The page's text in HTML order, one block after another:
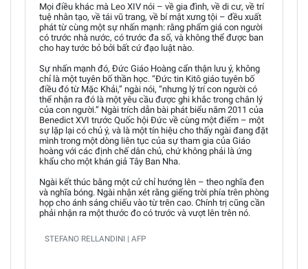
Mọi điều khác mà Leo XIV nói – về gia đình, về di cư, về trí
tuệ nhân tạo, về tái vũ trang, về bí mật xưng tội – đều xuất
phát từ cùng một sự nhấn mạnh: rằng phẩm giá con người
có trước nhà nước, có trước đa số, và không thể được ban
cho hay tước bỏ bởi bất cứ đạo luật nào.
Sự nhấn mạnh đó, Đức Giáo Hoàng cẩn thận lưu ý, không
chỉ là một tuyên bố thần học. “Đức tin Kitô giáo tuyên bố
điều đó từ Mặc Khải,” ngài nói, “nhưng lý trí con người có
thể nhận ra đó là một yêu cầu được ghi khắc trong chân lý
của con người.” Ngài trích dẫn bài phát biểu năm 2011 của
Benedict XVI trước Quốc hội Đức về cùng một điểm – một
sự lặp lại có chủ ý, và là một tín hiệu cho thấy ngài đang đặt
mình trong một dòng liên tục của sự tham gia của Giáo
hoàng với các định chế dân chủ, chứ không phải là ứng
khẩu cho một khán giả Tây Ban Nha.
Ngài kết thúc bằng một cử chỉ hướng lên – theo nghĩa đen
và nghĩa bóng. Ngài nhận xét rằng giếng trời phía trên phòng
họp cho ánh sáng chiếu vào từ trên cao. Chính trị cũng cần
phải nhận ra một thước đo có trước và vượt lên trên nó.
STEFANO RELLANDINI | AFP